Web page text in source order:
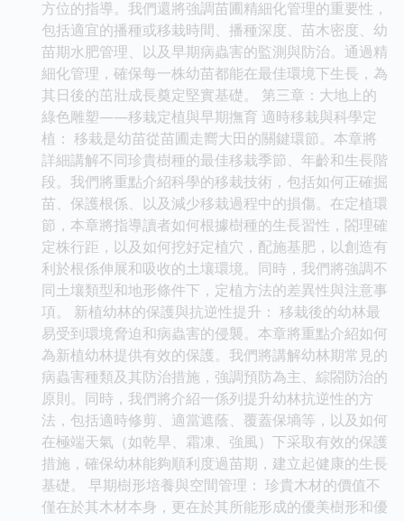
方位的指導。我們還將強調苗圃精細化管理的重要性，
包括適宜的播種或移栽時間、播種深度、苗木密度、幼
苗期水肥管理、以及早期病蟲害的監測與防治。通過精
細化管理，確保每一株幼苗都能在最佳環境下生長，為
其日後的茁壯成長奠定堅實基礎。 第三章：大地上的
綠色雕塑——移栽定植與早期撫育 適時移栽與科學定
植： 移栽是幼苗從苗圃走嚮大田的關鍵環節。本章將
詳細講解不同珍貴樹種的最佳移栽季節、年齡和生長階
段。我們將重點介紹科學的移栽技術，包括如何正確掘
苗、保護根係、以及減少移栽過程中的損傷。在定植環
節，本章將指導讀者如何根據樹種的生長習性，閤理確
定株行距，以及如何挖好定植穴，配施基肥，以創造有
利於根係伸展和吸收的土壤環境。同時，我們將強調不
同土壤類型和地形條件下，定植方法的差異性與注意事
項。 新植幼林的保護與抗逆性提升： 移栽後的幼林最
易受到環境脅迫和病蟲害的侵襲。本章將重點介紹如何
為新植幼林提供有效的保護。我們將講解幼林期常見的
病蟲害種類及其防治措施，強調預防為主、綜閤防治的
原則。同時，我們將介紹一係列提升幼林抗逆性的方
法，包括適時修剪、適當遮蔭、覆蓋保墒等，以及如何
在極端天氣（如乾旱、霜凍、強風）下采取有效的保護
措施，確保幼林能夠順利度過苗期，建立起健康的生長
基礎。 早期樹形培養與空間管理： 珍貴木材的價值不
僅在於其木材本身，更在於其所能形成的優美樹形和優